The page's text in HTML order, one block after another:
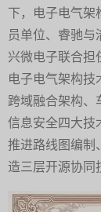
下，电子电气
员单位、睿驰与
兴微电子联合担
电子电气架构技
跨域融合架构、
信息安全四大技
推进路线图编制
造三层开源协同